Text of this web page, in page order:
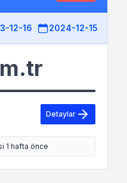
12-16 2024-12-15
Detaylar
1 hafta önce